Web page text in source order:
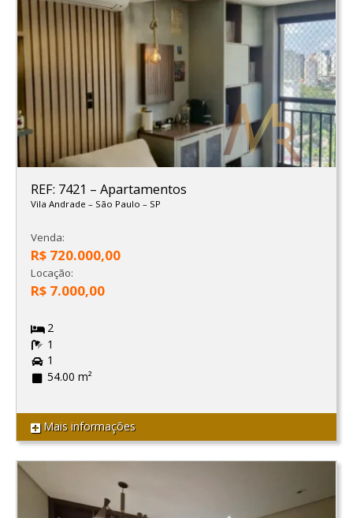
REF: 7421 – Apartamentos
Vila Andrade – São Paulo – SP
Venda:
R$ 720.000,00
Locação:
R$ 7.000,00
2
1
1
54.00 m²
Mais informações